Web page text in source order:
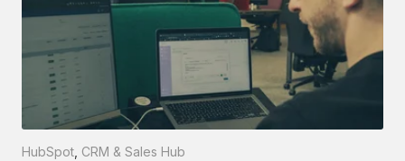
HubSpot CRM & Sales Hub